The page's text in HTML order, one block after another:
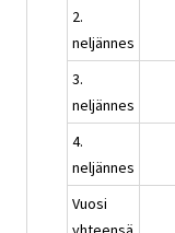
2.
neljännes
3.
neljännes
4.
neljännes
Vuosi